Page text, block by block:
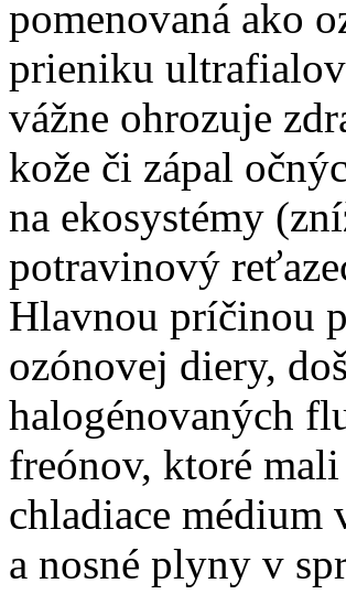
pomenovaná ako
prieniku
vážne ohrozuje
kože či zápal
na ekosystémy
potravinový
Hlavnou príčinou
ozónovej diery,
halogénovaných
freónov, ktoré
chladiace médium
a nosné plyny v